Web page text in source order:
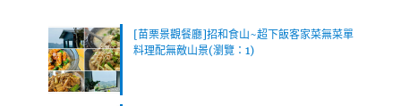
[苗栗景觀餐廳]招和食山~超下飯客家菜無菜單
料理配無敵山景(瀏覽：1)